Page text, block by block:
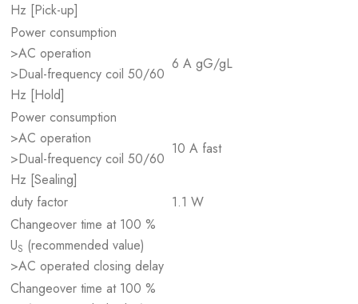
Hz [Pick-up]
Power consumption
>AC operation
>Dual-frequency coil 50/60
Hz [Hold]
6 A gG/gL
Power consumption
>AC operation
>Dual-frequency coil 50/60
Hz [Sealing]
10 A fast
duty factor
1.1 W
Changeover time at 100 %
US (recommended value)
>AC operated closing delay
Changeover time at 100 %